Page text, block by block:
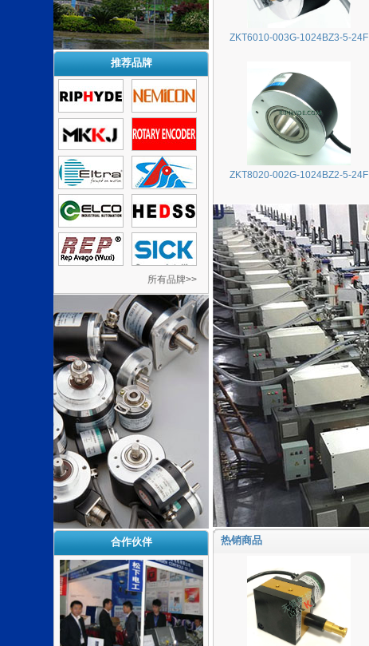
推荐品牌
所有品牌>>
合作伙伴
ZKT6010-003G-1024BZ3-5-24F
ZKT8020-002G-1024BZ2-5-24F
热销商品